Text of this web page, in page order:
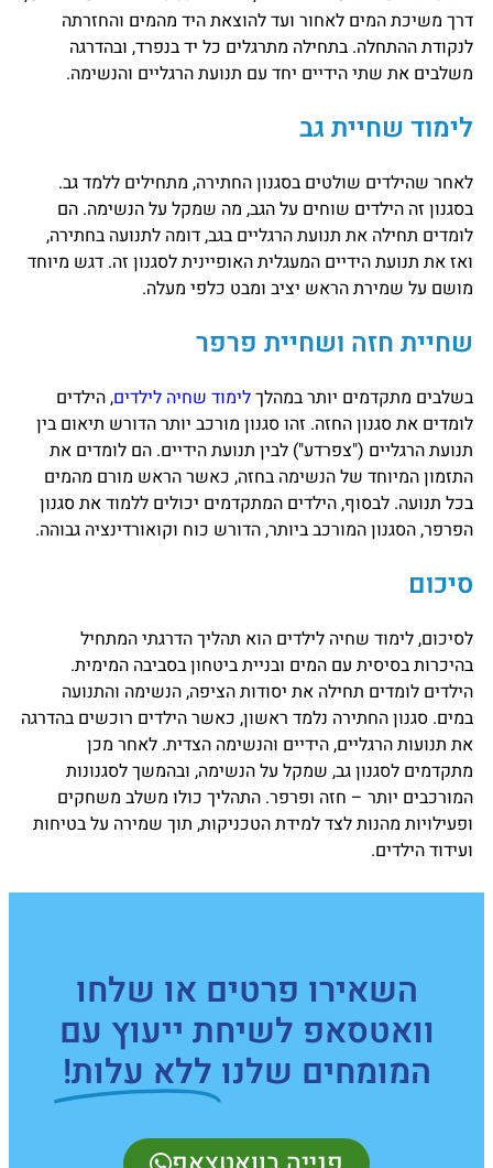
דרך משיכת המים לאחור ועד להוצאת היד מהמים והחזרתה
לנקודת ההתחלה. בתחילה מתרגלים כל יד בנפרד, ובהדרגה
משלבים את שתי הידיים יחד עם תנועת הרגליים והנשימה.
לימוד שחיית גב
לאחר שהילדים שולטים בסגנון החתירה, מתחילים ללמד גב.
בסגנון זה הילדים שוחים על הגב, מה שמקל על הנשימה. הם
לומדים תחילה את תנועת הרגליים בגב, דומה לתנועה בחתירה,
ואז את תנועת הידיים המעגלית האופיינית לסגנון זה. דגש מיוחד
מושם על שמירת הראש יציב ומבט כלפי מעלה.
שחיית חזה ושחיית פרפר
בשלבים מתקדמים יותר במהלךלימוד שחיה לילדים, הילדים
לומדים את סגנון החזה. זהו סגנון מורכב יותר הדורש תיאום בין
תנועת הרגליים ("צפרדע") לבין תנועת הידיים. הם לומדים את
התזמון המיוחד של הנשימה בחזה, כאשר הראש מורם מהמים
בכל תנועה. לבסוף, הילדים המתקדמים יכולים ללמוד את סגנון
הפרפר, הסגנון המורכב ביותר, הדורש כוח וקואורדינציה גבוהה.
סיכום
לסיכום, לימוד שחיה לילדים הוא תהליך הדרגתי המתחיל
בהיכרות בסיסית עם המים ובניית ביטחון בסביבה המימית.
הילדים לומדים תחילה את יסודות הציפה, הנשימה והתנועה
במים. סגנון החתירה נלמד ראשון, כאשר הילדים רוכשים בהדרגה
את תנועות הרגליים, הידיים והנשימה הצדית. לאחר מכן
מתקדמים לסגנון גב, שמקל על הנשימה, ובהמשך לסגנונות
המורכבים יותר – חזה ופרפר. התהליך כולו משלב משחקים
ופעילויות מהנות לצד למידת הטכניקות, תוך שמירה על בטיחות
ועידוד הילדים.
השאירו פרטים או שלחו
וואטסאפ לשיחת ייעוץ עם
המומחים שלנו ללא עלות!